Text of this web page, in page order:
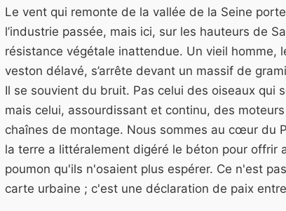
Le vent qui remonte de la vallée de la Seine
l’industrie passée, mais ici, sur les hauteurs de
résistance végétale inattendue. Un vieil homme,
veston délavé, s’arrête devant un massif de
Il se souvient du bruit. Pas celui des oiseaux qui
mais celui, assourdissant et continu, des
chaînes de montage. Nous sommes au cœur du
la terre a littéralement digéré le béton pour offrir
poumon qu'ils n'osaient plus espérer. Ce n'est
carte urbaine ; c'est une déclaration de paix